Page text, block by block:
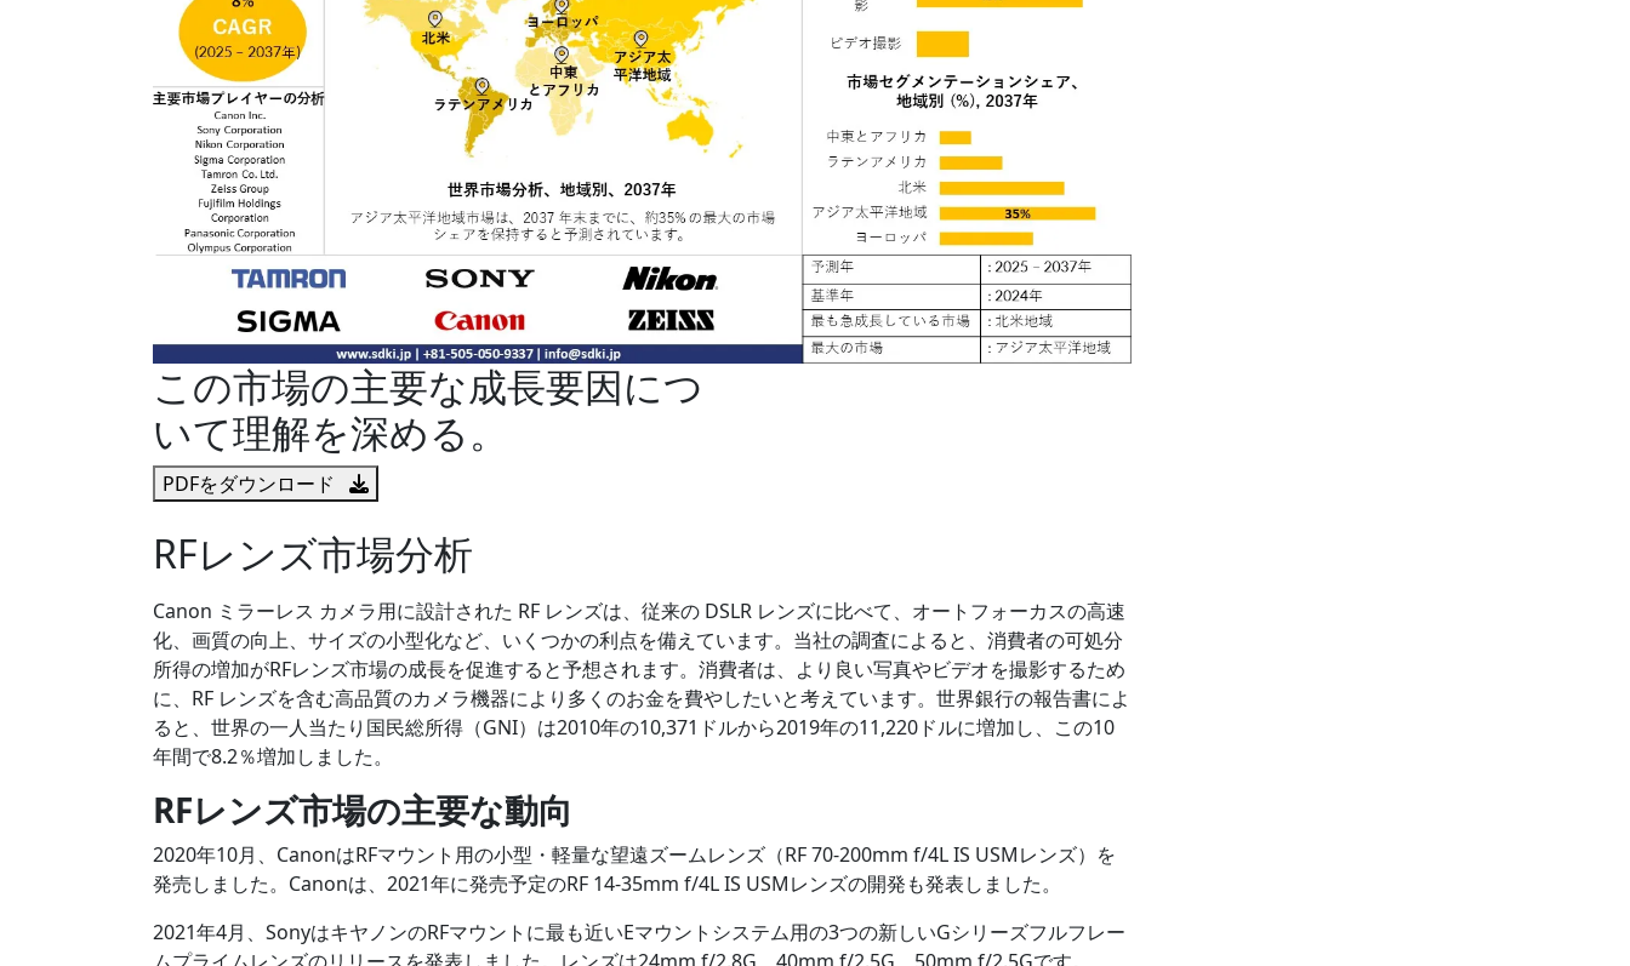
この市場の主要な成長要因につ
いて理解を深める。
PDFをダウンロード
RFレンズ市場分析
Canon ミラーレス カメラ用に設計された RF レンズは、従来の DSLR レンズに比べて、オートフォーカスの高速
化、画質の向上、サイズの小型化など、いくつかの利点を備えています。当社の調査によると、消費者の可処分
所得の増加がRFレンズ市場の成長を促進すると予想されます。消費者は、より良い写真やビデオを撮影するため
に、RF レンズを含む高品質のカメラ機器により多くのお金を費やしたいと考えています。世界銀行の報告書によ
ると、世界の一人当たり国民総所得（GNI）は2010年の10,371ドルから2019年の11,220ドルに増加し、この10
年間で8.2％増加しました。
RFレンズ市場の主要な動向
2020年10月、CanonはRFマウント用の小型・軽量な望遠ズームレンズ（RF 70-200mm f/4L IS USMレンズ）を
発売しました。Canonは、2021年に発売予定のRF 14-35mm f/4L IS USMレンズの開発も発表しました。
2021年4月、SonyはキヤノンのRFマウントに最も近いEマウントシステム用の3つの新しいGシリーズフルフレー